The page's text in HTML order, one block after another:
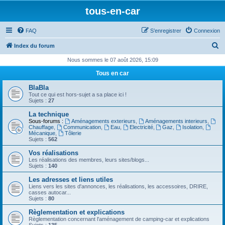
tous-en-car
FAQ Connexion
S’enregistrer
Index du forum
h
r
Nous sommes le 07 août 2026, 15:09
Tous en car
BlaBla
Tout ce qui est hors-sujet a sa place ici !
Sujets : 27
La technique
Sous-forums : Aménagements exterieurs Aménagements interieurs
Chauffage
Communication, Eau, Electricité, Gaz Isolation
Mécanique
Tôlerie
Sujets : 562
Vos réalisations
Les réalisations des membres, leurs sites/blogs...
Sujets : 140
Les adresses et liens utiles
Liens vers les sites d'annonces, les réalisations, les accessoires, DRIRE,
casses autocar...
Sujets : 80
Règlementation et explications
Règlementation concernant l'aménagement de camping-car et explications